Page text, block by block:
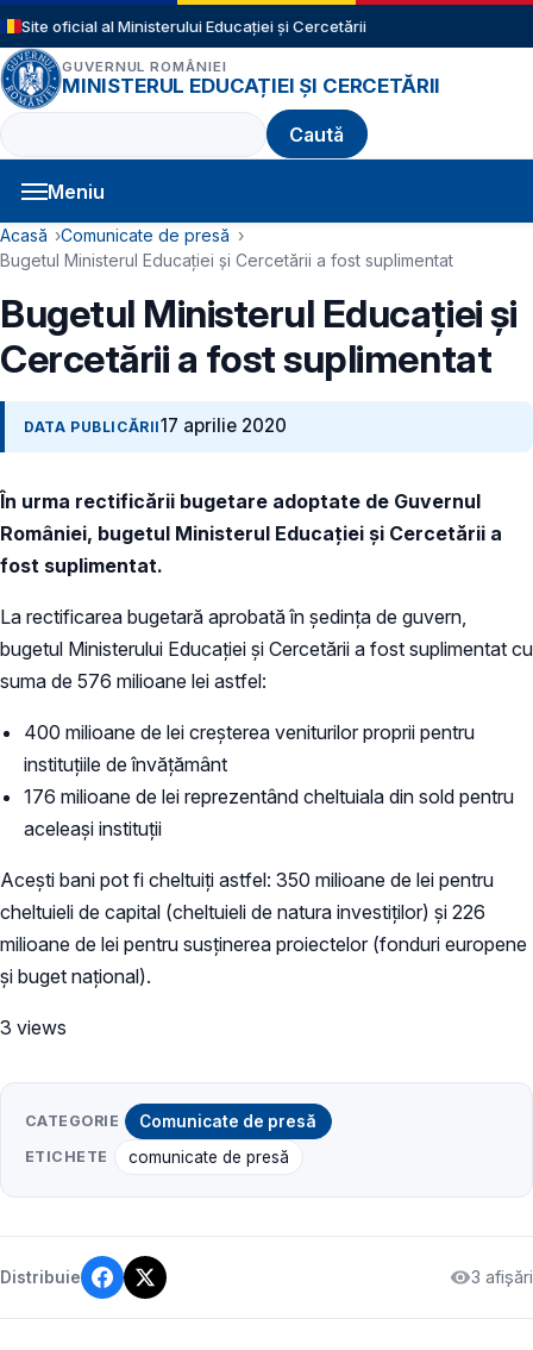
Sari la conținutul principal
Site oficial al Ministerului Educației și Cercetării
GUVERNUL ROMÂNIEI
MINISTERUL EDUCAȚIEI ȘI CERCETĂRII
Caută
Meniu
Navigație principală
Cale de navigare
Acasă
Comunicate de presă
Bugetul Ministerul Educației și Cercetării a fost suplimentat
Bugetul Ministerul Educației și
Cercetării a fost suplimentat
DATA PUBLICĂRII17 aprilie 2020
În urma rectificării bugetare adoptate de Guvernul
României, bugetul Ministerul Educației și Cercetării a
fost suplimentat.
La rectificarea bugetară aprobată în ședința de guvern,
bugetul Ministerului Educației și Cercetării a fost suplimentat cu
suma de 576 milioane lei astfel:
400 milioane de lei creșterea veniturilor proprii pentru
instituțiile de învățământ
176 milioane de lei reprezentând cheltuiala din sold pentru
aceleași instituții
Acești bani pot fi cheltuiți astfel: 350 milioane de lei pentru
cheltuieli de capital (cheltuieli de natura investiților) și 226
milioane de lei pentru susținerea proiectelor (fonduri europene
și buget național).
3 views
CATEGORIE Comunicate de presă
ETICHETE comunicate de presă
Distribuie 3 afișări